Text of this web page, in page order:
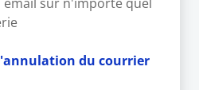
du courrier